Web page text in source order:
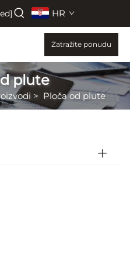
HR
Zatražite ponudu
plute
> Ploča od plute